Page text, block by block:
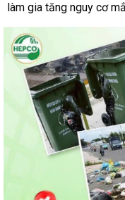
làm gia tăng nguy cơ